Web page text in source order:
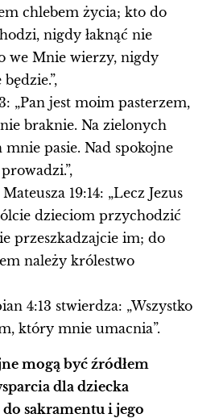
chlebem życia; kto do
nigdy łaknąć nie
we Mnie wierzy, nigdy
„Pan jest moim pasterzem,
braknie. Na zielonych
mnie pasie. Nad spokojne
19:14: „Lecz Jezus
dzieciom przychodzić
przeszkadzajcie im; do
należy królestwo
4:13 stwierdza: „Wszystko
który mnie umacnia”.
mogą być źródłem
dla dziecka
sakramentu i jego